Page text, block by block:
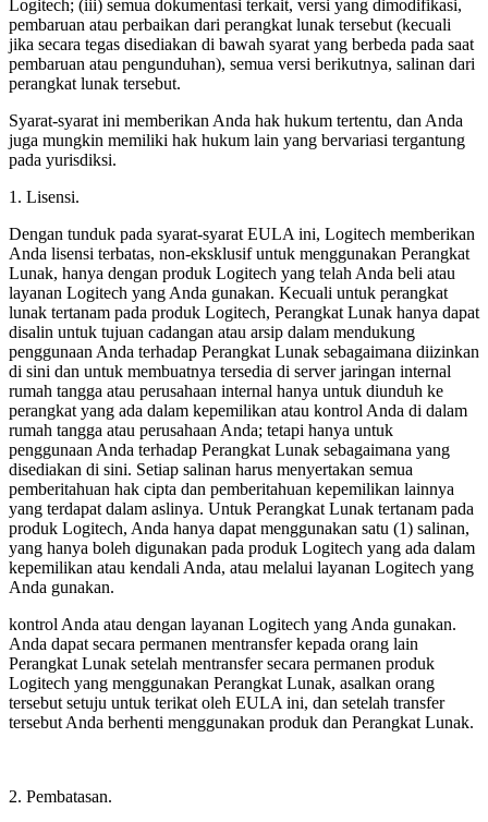
Logitech; (iii) semua dokumentasi terkait, versi yang dimodifikasi,
pembaruan atau perbaikan dari perangkat lunak tersebut (kecuali
jika secara tegas disediakan di bawah syarat yang berbeda pada saat
pembaruan atau pengunduhan), semua versi berikutnya, salinan dari
perangkat lunak tersebut.
Syarat-syarat ini memberikan Anda hak hukum tertentu, dan Anda
juga mungkin memiliki hak hukum lain yang bervariasi tergantung
pada yurisdiksi.
1. Lisensi.
Dengan tunduk pada syarat-syarat EULA ini, Logitech memberikan
Anda lisensi terbatas, non-eksklusif untuk menggunakan Perangkat
Lunak, hanya dengan produk Logitech yang telah Anda beli atau
layanan Logitech yang Anda gunakan. Kecuali untuk perangkat
lunak tertanam pada produk Logitech, Perangkat Lunak hanya dapat
disalin untuk tujuan cadangan atau arsip dalam mendukung
penggunaan Anda terhadap Perangkat Lunak sebagaimana diizinkan
di sini dan untuk membuatnya tersedia di server jaringan internal
rumah tangga atau perusahaan internal hanya untuk diunduh ke
perangkat yang ada dalam kepemilikan atau kontrol Anda di dalam
rumah tangga atau perusahaan Anda; tetapi hanya untuk
penggunaan Anda terhadap Perangkat Lunak sebagaimana yang
disediakan di sini. Setiap salinan harus menyertakan semua
pemberitahuan hak cipta dan pemberitahuan kepemilikan lainnya
yang terdapat dalam aslinya. Untuk Perangkat Lunak tertanam pada
produk Logitech, Anda hanya dapat menggunakan satu (1) salinan,
yang hanya boleh digunakan pada produk Logitech yang ada dalam
kepemilikan atau kendali Anda, atau melalui layanan Logitech yang
Anda gunakan.
kontrol Anda atau dengan layanan Logitech yang Anda gunakan.
Anda dapat secara permanen mentransfer kepada orang lain
Perangkat Lunak setelah mentransfer secara permanen produk
Logitech yang menggunakan Perangkat Lunak, asalkan orang
tersebut setuju untuk terikat oleh EULA ini, dan setelah transfer
tersebut Anda berhenti menggunakan produk dan Perangkat Lunak.
2. Pembatasan.